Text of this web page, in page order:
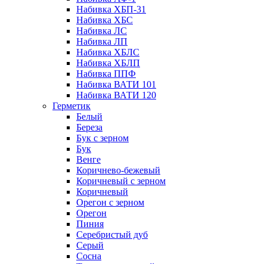
Набивка ХБП-31
Набивка ХБС
Набивка ЛС
Набивка ЛП
Набивка ХБЛС
Набивка ХБЛП
Набивка ППФ
Набивка ВАТИ 101
Набивка ВАТИ 120
Герметик
Белый
Береза
Бук с зерном
Бук
Венге
Коричнево-бежевый
Коричневый с зерном
Коричневый
Орегон с зерном
Орегон
Пиния
Серебристый дуб
Серый
Сосна